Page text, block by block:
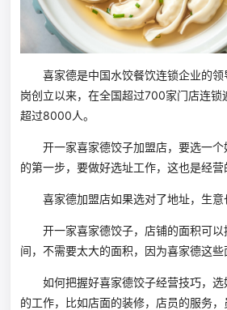
喜家德是中国水饺餐饮连锁企业的领
岗创立以来，在全国超过700家门店连
超过8000人。
开一家喜家德饺子加盟店，要选一个
的第一步，要做好选址工作，这也是经营
喜家德加盟店如果选对了地址，生意
开一家喜家德饺子，店铺的面积可以
间，不需要太大的面积，因为喜家德这些
如何把握好喜家德饺子经营技巧，选
的工作，比如店面的装修，店员的服务